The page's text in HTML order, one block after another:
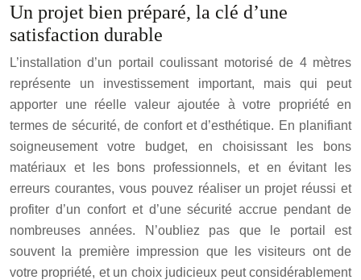
Un projet bien préparé, la clé d’une
satisfaction durable
L’installation d’un portail coulissant motorisé de 4 mètres
représente un investissement important, mais qui peut
apporter une réelle valeur ajoutée à votre propriété en
termes de sécurité, de confort et d’esthétique. En planifiant
soigneusement votre budget, en choisissant les bons
matériaux et les bons professionnels, et en évitant les
erreurs courantes, vous pouvez réaliser un projet réussi et
profiter d’un confort et d’une sécurité accrue pendant de
nombreuses années. N’oubliez pas que le portail est
souvent la première impression que les visiteurs ont de
votre propriété, et un choix judicieux peut considérablement